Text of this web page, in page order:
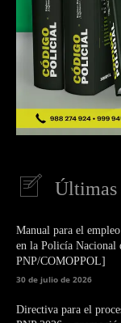
Últimas
Manual para el
en la Policía Nacional
PNP/COMOPPOL]
30 de julio de 2026
Directiva para el